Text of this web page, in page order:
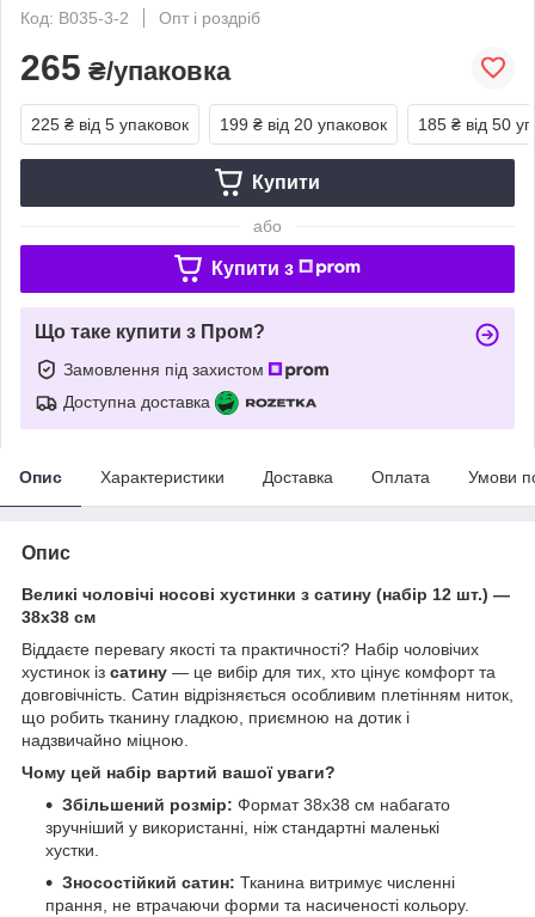
Код: В035-3-2
Опт і роздріб
265 ₴/упаковка
225 ₴ від 5 упаковок 199 ₴ від 20 упаковок 185 ₴ від 50
Купити
або
Купити з
Що таке купити з Пром?
Замовлення під захистом
Доступна доставка
Опис Характеристики Доставка Оплата Умови
Опис
Великі чоловічі носові хустинки з сатину (набір 12 шт.) —
38х38 см
Віддаєте перевагу якості та практичності? Набір чоловічих
хустинок із сатину — це вибір для тих, хто цінує комфорт та
довговічність. Сатин відрізняється особливим плетінням ниток,
що робить тканину гладкою, приємною на дотик і
надзвичайно міцною.
Чому цей набір вартий вашої уваги?
Збільшений розмір: Формат 38х38 см набагато
зручніший у використанні, ніж стандартні маленькі
хустки.
Зносостійкий сатин: Тканина витримує численні
прання, не втрачаючи форми та насиченості кольору.